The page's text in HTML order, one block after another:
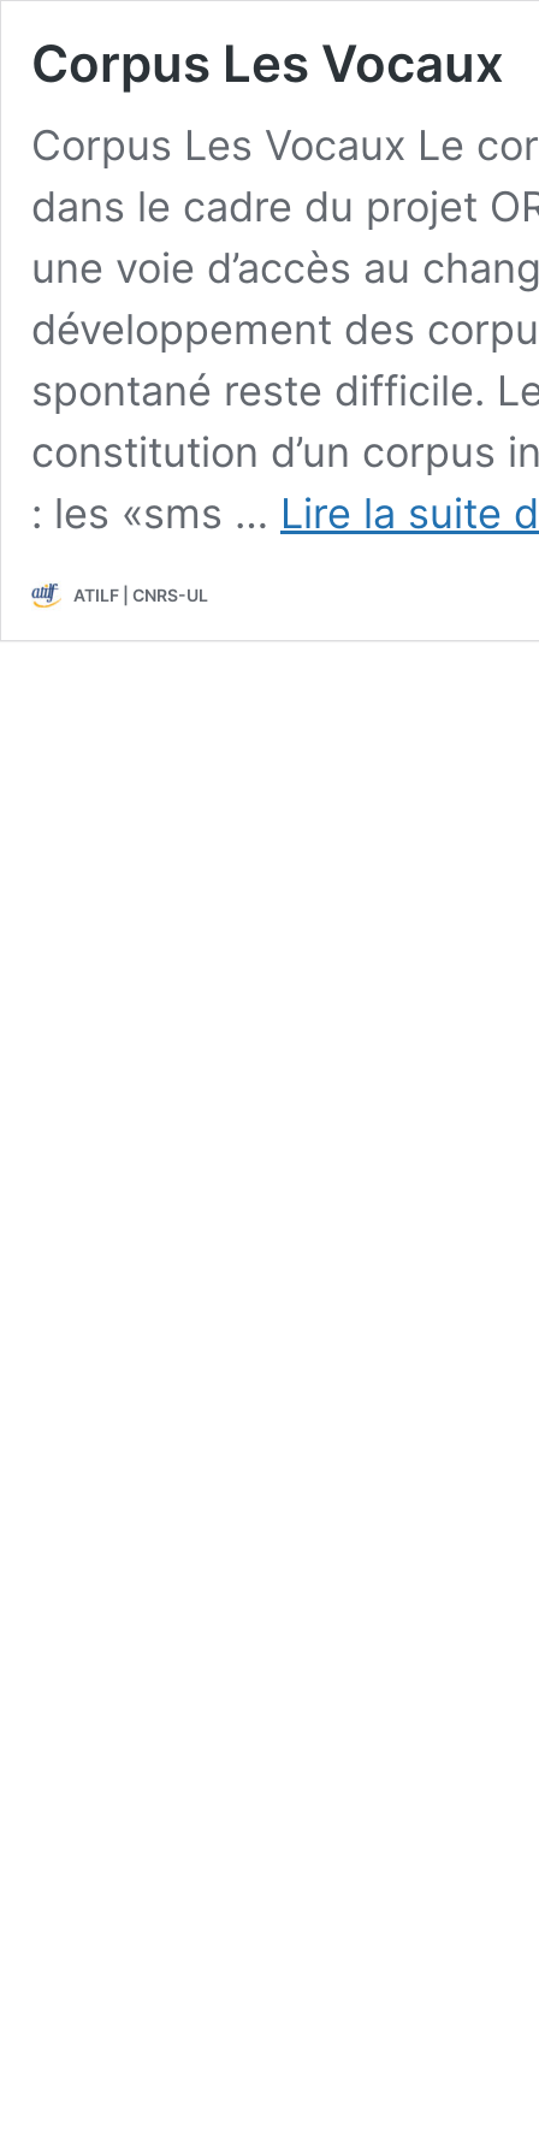
Corpus Les Vocaux
Corpus Les Vocaux Le
dans le cadre du projet
une voie d’accès au
développement des
spontané reste difficile.
constitution d’un corpus
: les «sms … Lire la suite
ATILF | CNRS-UL